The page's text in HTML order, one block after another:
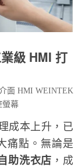
級 HMI 打
面 HMI WEINTEK
螢幕
成本上升，已
痛點。無論是
助洗衣店 ，成